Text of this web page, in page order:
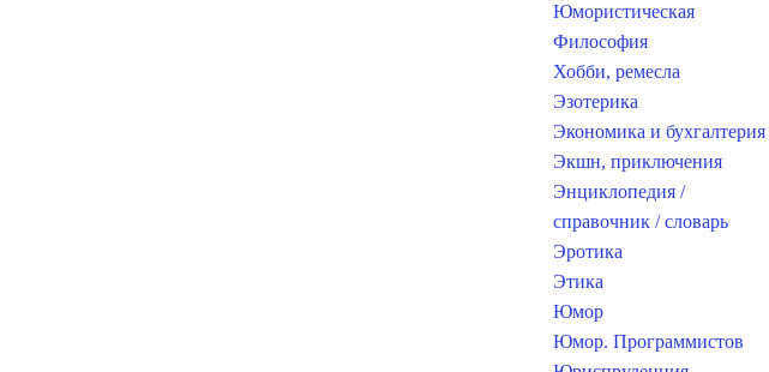
Юмористическая
Философия
Хобби, ремесла
Эзотерика
Экономика и бухгалтерия
Экшн, приключения
Энциклопедия /
справочник / словарь
Эротика
Этика
Юмор
Юмор. Программистов